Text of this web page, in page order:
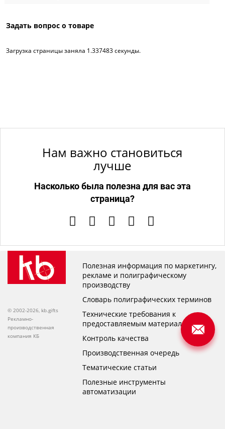
Задать вопрос о товаре
Загрузка страницы заняла 1.337483 секунды.
Нам важно становиться
лучше
Насколько была полезна для вас эта
страница?
© 2002-2026, kb.gifts
Рекламно-
производственная
компания КБ
Полезная информация по маркетингу,
рекламе и полиграфическому
производству
Словарь полиграфических терминов
Технические требования к
предоставляемым материалам
Контроль качества
Производственная очередь
Тематические статьи
Полезные инструменты
автоматизации